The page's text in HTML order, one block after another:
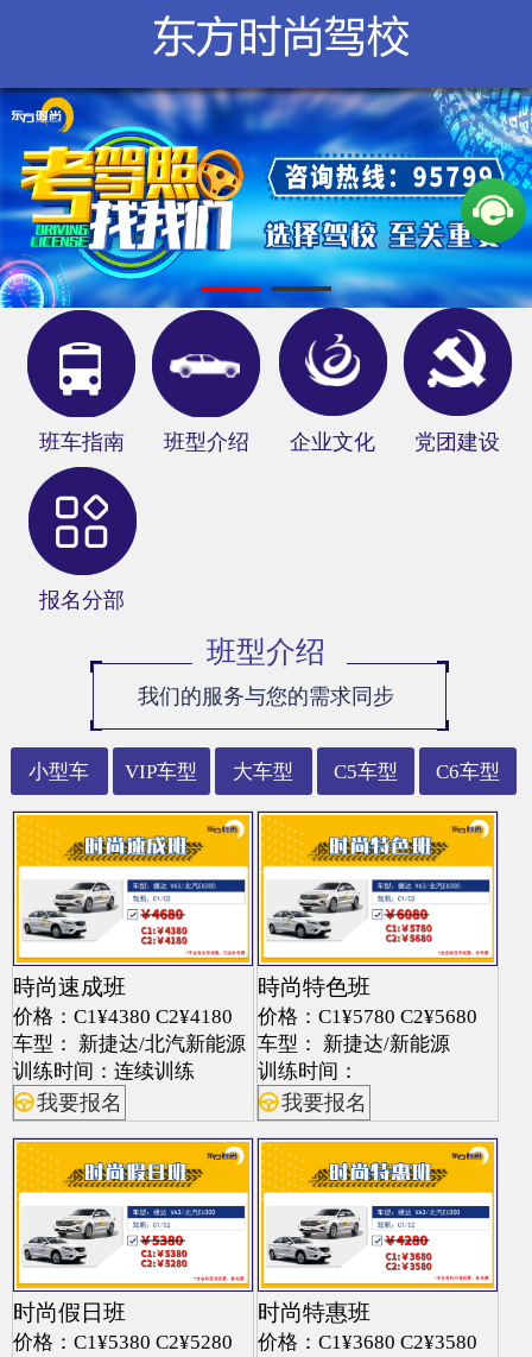
学校概况
新闻中心
服务指南
在线报名
网上教学
分部信息
俱乐部
班车指南 班型介绍 企业文化 党团建设
报名分部
班型介绍
我们的服务与您的需求同步
小型车 VIP车型 大车型 C5车型 C6车型
時尚速成班
价格：C1¥4380 C2¥4180
车型： 新捷达/北汽新能源
训练时间：连续训练
我要报名
時尚特色班
价格：C1¥5780 C2¥5680
车型： 新捷达/新能源
训练时间：
我要报名
时尚假日班
价格：C1¥5380 C2¥5280
时尚特惠班
价格：C1¥3680 C2¥3580